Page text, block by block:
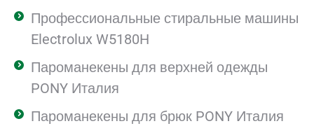
Профессиональные стиральные машины
Electrolux W5180H
Пароманекены для верхней одежды
PONY Италия
Пароманекены для брюк PONY Италия